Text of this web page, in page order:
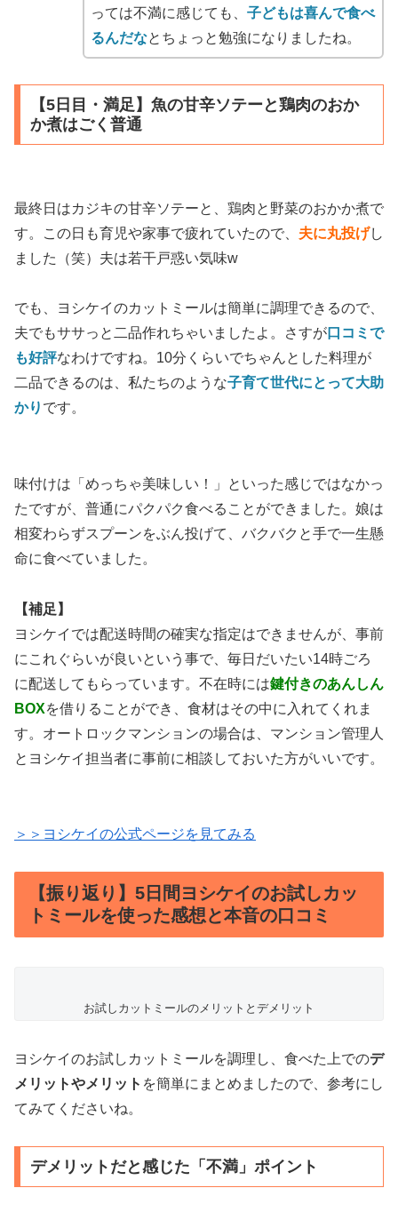
っては不満に感じても、 子どもは喜んで食べ
るんだなとちょっと勉強になりましたね。
【5日目・満足】魚の甘辛ソテーと鶏肉のおか
か煮はごく普通
最終日はカジキの甘辛ソテーと、鶏肉と野菜のおかか煮で
す。この日も育児や家事で疲れていたので、 夫に丸投げし
ました（笑）夫は若干戸惑い気味w
でも、ヨシケイのカットミールは簡単に調理できるので、
夫でもササっと二品作れちゃいましたよ。さすが口コミで
も好評なわけですね。10分くらいでちゃんとした料理が
二品できるのは、私たちのような子育て世代にとって大助
かり です。
味付けは「めっちゃ美味しい！」といった感じではなかっ
たですが、普通にパクパク食べることができました。娘は
相変わらずスプーンをぶん投げて、バクバクと手で一生懸
命に食べていました。
【補足】
ヨシケイでは配送時間の確実な指定はできませんが、事前
にこれぐらいが良いという事で、毎日だいたい14時ごろ
に配送してもらっています。不在時には鍵付きのあんしん
BOXを借りることができ、食材はその中に入れてくれま
す。オートロックマンションの場合は、マンション管理人
とヨシケイ担当者に事前に相談しておいた方がいいです。
＞＞ヨシケイの公式ページを見てみる
【振り返り】5日間ヨシケイのお試しカッ
トミールを使った感想と本音の口コミ
お試しカットミールのメリットとデメリット
ヨシケイのお試しカットミールを調理し、食べた上でのデ
メリットやメリット を簡単にまとめましたので、参考にし
てみてくださいね。
デメリットだと感じた「不満」ポイント